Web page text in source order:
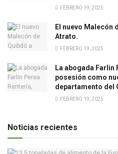
FEBRERO 19, 2025
El nuevo Malecón
Atrato.
FEBRERO 19, 2025
La abogada Farlin
posesión como
departamento del
FEBRERO 19, 2025
Noticias recientes